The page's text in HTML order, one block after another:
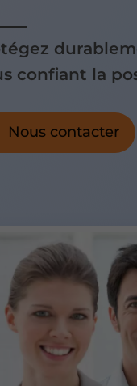
confiant la
Nous contacter